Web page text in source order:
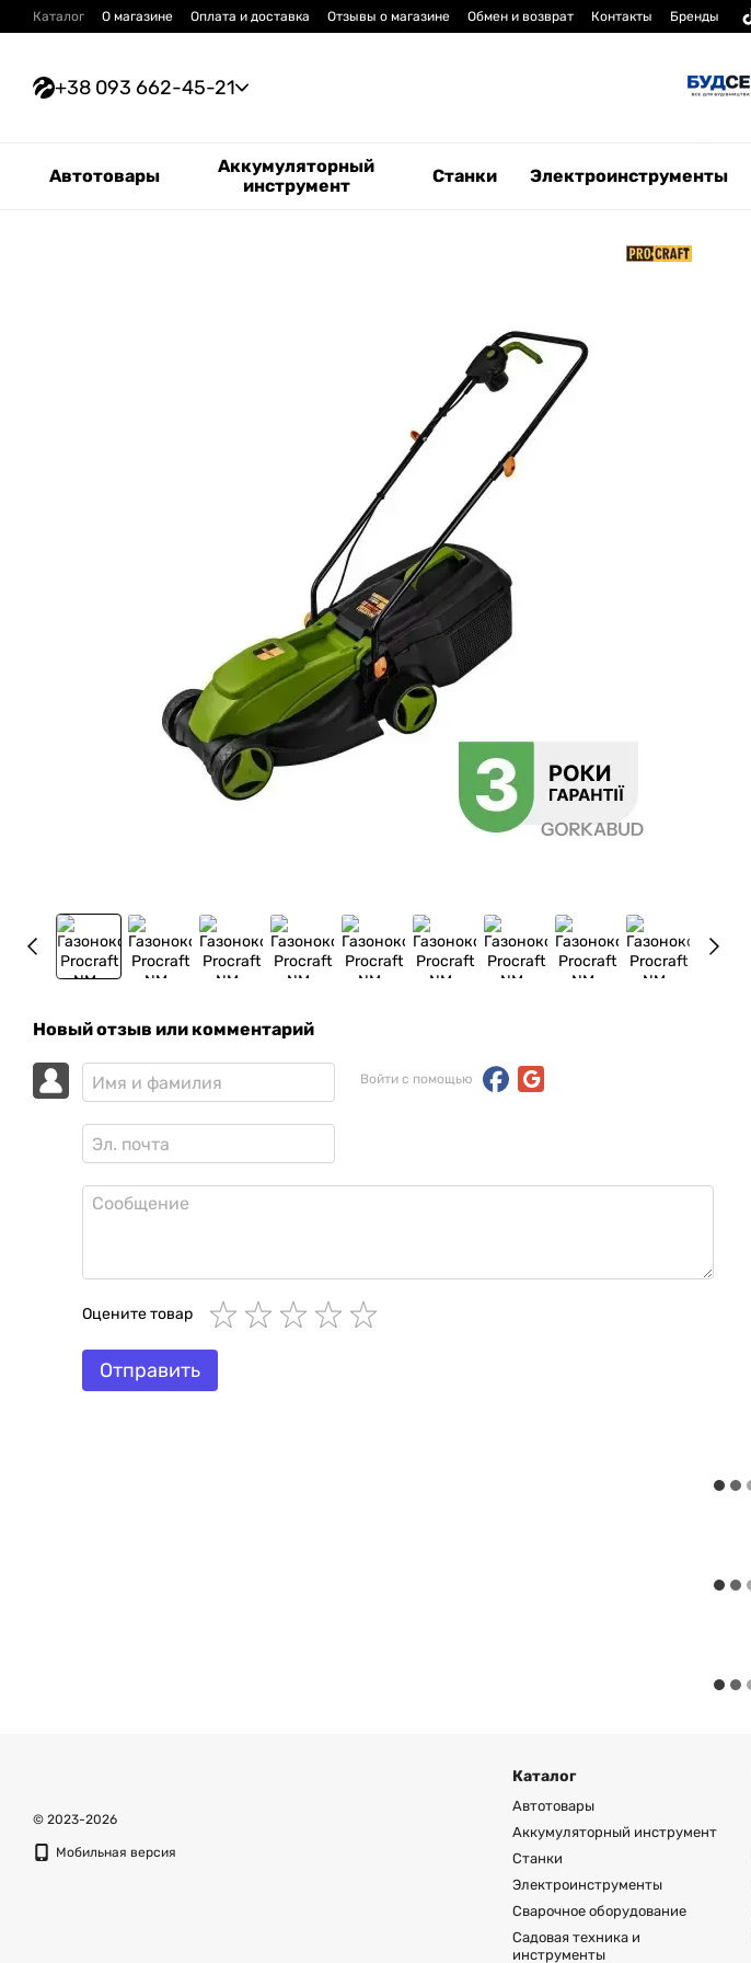
Перейти к основному контенту
Каталог О магазине Оплата и доставка Отзывы о магазине Обмен и возврат Контакты Бренды
+38 093 662-45-21
Автотовары
Аккумуляторный
инструмент
Станки Электроинструменты
Новый отзыв или комментарий
Войти с помощью
Оцените товар
Отправить
© 2023-2026
Мобильная версия
Каталог
Автотовары
Аккумуляторный инструмент
Станки
Электроинструменты
Сварочное оборудование
Садовая техника и
инструменты